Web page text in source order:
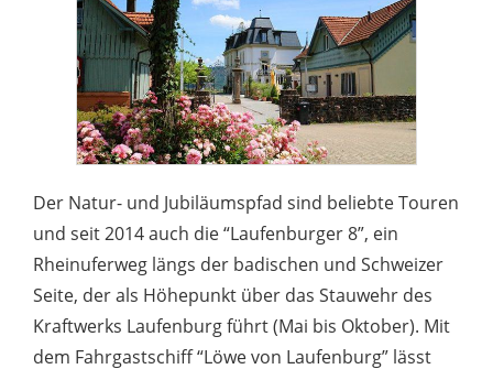
Der Natur- und Jubiläumspfad sind beliebte Touren
und seit 2014 auch die “Laufenburger 8”, ein
Rheinuferweg längs der badischen und Schweizer
Seite, der als Höhepunkt über das Stauwehr des
Kraftwerks Laufenburg führt (Mai bis Oktober). Mit
dem Fahrgastschiff “Löwe von Laufenburg” lässt